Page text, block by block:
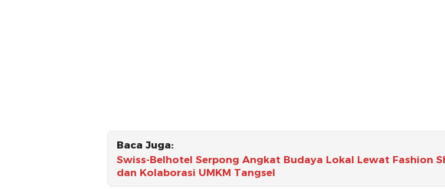
Baca Juga:
Swiss-Belhotel Serpong Angkat Budaya Lokal Lewat Fashion
dan Kolaborasi UMKM Tangsel